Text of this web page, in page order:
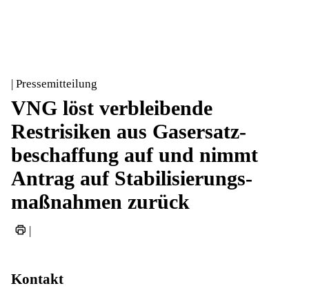
| Pressemitteilung
VNG löst verbleibende
Restrisiken aus Gasersatz­
beschaffung auf und nimmt
Antrag auf Stabilisierungs­
maßnahmen zurück
|
Kontakt